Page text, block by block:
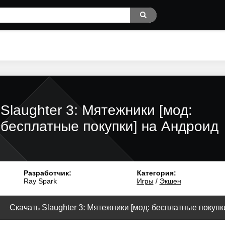
Slaughter 3: Мятежники [мод:
бесплатные покупки] на Андроид
Разработчик:
Ray Spark
Категория:
Игры/ Экшен
Скачать Slaughter 3: Мятежники [мод: бесплатные